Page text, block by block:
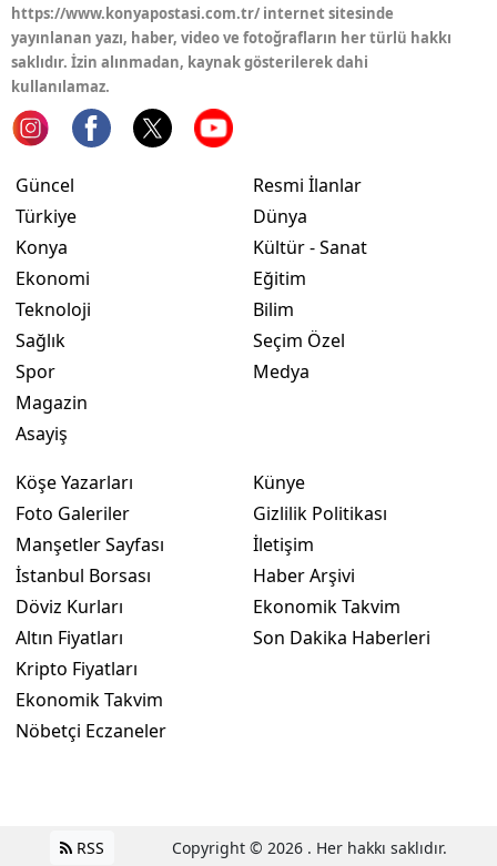
https://www.konyapostasi.com.tr/ internet sitesinde
yayınlanan yazı, haber, video ve fotoğrafların her türlü hakkı
saklıdır. İzin alınmadan, kaynak gösterilerek dahi
kullanılamaz.
Güncel
Türkiye
Konya
Ekonomi
Teknoloji
Sağlık
Spor
Magazin
Asayiş
Resmi İlanlar
Dünya
Kültür - Sanat
Eğitim
Bilim
Seçim Özel
Medya
Köşe Yazarları
Foto Galeriler
Manşetler Sayfası
İstanbul Borsası
Döviz Kurları
Altın Fiyatları
Kripto Fiyatları
Ekonomik Takvim
Nöbetçi Eczaneler
Künye
Gizlilik Politikası
İletişim
Haber Arşivi
Ekonomik Takvim
Son Dakika Haberleri
RSS Copyright © 2026 . Her hakkı saklıdır.